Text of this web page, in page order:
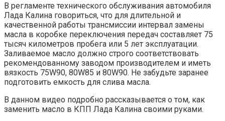
В регламенте технического обслуживания автомобиля
Лада Калина говориться, что для длительной и
качественной работы трансмиссии интервал замены
масла в коробке переключения передач составляет 75
тысяч километров пробега или 5 лет эксплуатации.
Заливаемое масло должно строго соответствовать
рекомендованному заводом производителем и иметь
вязкость 75W90, 80W85 и 80W90. Не забудьте заранее
подготовить емкость для слива масла.
В данном видео подробно рассказывается о том, как
заменить масло в КПП Лада Калина своими руками.